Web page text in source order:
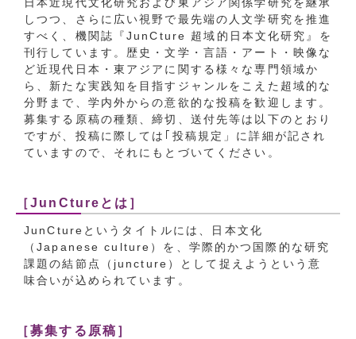
日本近現代文化研究および東アジア関係学研究を継承
しつつ、さらに広い視野で最先端の人文学研究を推進
すべく、機関誌『JunCture 超域的日本文化研究』を
刊行しています。歴史・文学・言語・アート・映像な
ど近現代日本・東アジアに関する様々な専門領域か
ら、新たな実践知を目指すジャンルをこえた超域的な
分野まで、学内外からの意欲的な投稿を歓迎します。
募集する原稿の種類、締切、送付先等は以下のとおり
ですが、投稿に際しては｢投稿規定」に詳細が記され
ていますので、それにもとづいてください。
［JunCtureとは］
JunCtureというタイトルには、日本文化
（Japanese culture）を、学際的かつ国際的な研究
課題の結節点（juncture）として捉えようという意
味合いが込められています。
［募集する原稿］